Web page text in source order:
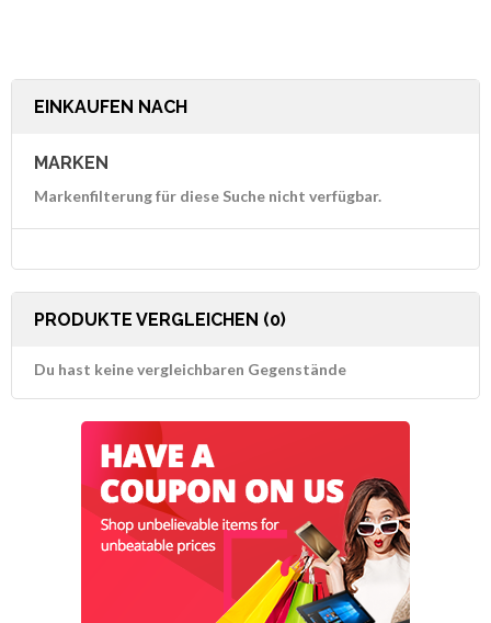
EINKAUFEN NACH
MARKEN
Markenfilterung für diese Suche nicht verfügbar.
PRODUKTE VERGLEICHEN (0)
Du hast keine vergleichbaren Gegenstände